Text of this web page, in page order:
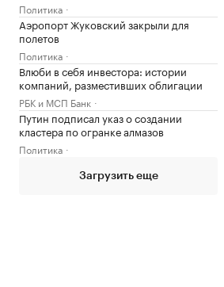
Политика
Аэропорт Жуковский закрыли для
полетов
Политика
Влюби в себя инвестора: истории
компаний, разместивших облигации
РБК и МСП Банк
Путин подписал указ о создании
кластера по огранке алмазов
Политика
Загрузить еще